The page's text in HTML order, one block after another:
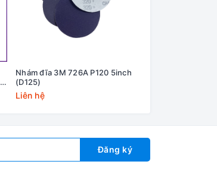
Nhám đĩa 3M 726A P120 5inch
(D125)
Liên hệ
Đăng ký